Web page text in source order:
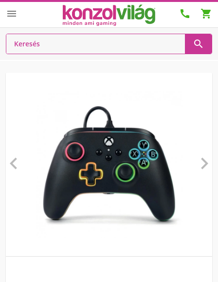
  

 